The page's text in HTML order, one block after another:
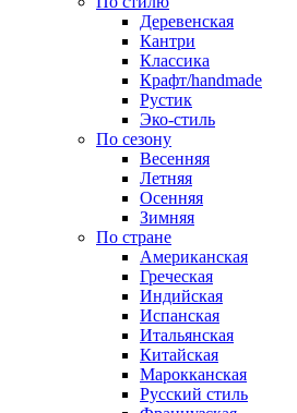
Деревенская
Кантри
Классика
Крафт/handmade
Рустик
Эко-стиль
По сезону
Весенняя
Летняя
Осенняя
Зимняя
По стране
Американская
Греческая
Индийская
Испанская
Итальянская
Китайская
Марокканская
Русский стиль